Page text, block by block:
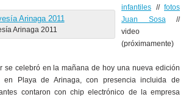
Arinaga 2011
infantiles // fotos
Juan Sosa //
video
(próximamente)
se celebró en la mañana de hoy una nueva edición
Playa de Arinaga, con presencia incluida de
contaron con chip electrónico de la empresa